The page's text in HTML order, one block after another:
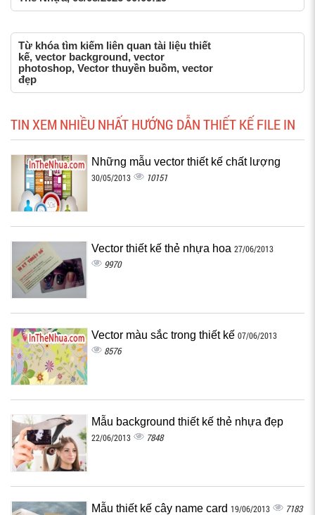
Từ khóa tìm kiếm liên quan tài liệu thiết
kế, vector background, vector
photoshop, Vector thuyền buồm, vector
đẹp
TIN XEM NHIỀU NHẤT HƯỚNG DẪN THIẾT KẾ FILE IN
Những mẫu vector thiết kế chất lượng
30/05/2013 10151
Vector thiết kế thẻ nhựa hoa 27/06/2013
9970
Vector màu sắc trong thiết kế 07/06/2013
8576
Mẫu background thiết kế thẻ nhựa đẹp
22/06/2013 7848
Mẫu thiết kế cây name card 19/06/2013 7183